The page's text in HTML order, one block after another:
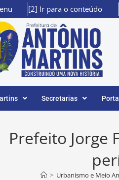
[2] Ir para o conteúdo
Secretarias
Prefeito Jorge
> Urbanismo e Meio